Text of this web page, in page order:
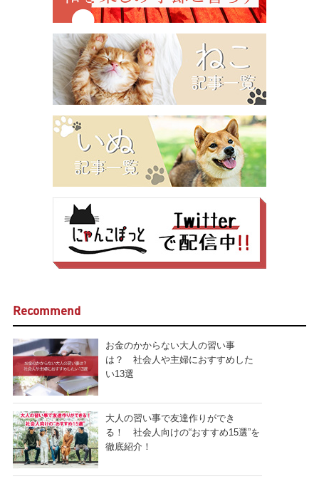
Recommend
お金のかからない大人の習い事
は？ 社会人や主婦におすすめした
い13選
大人の習い事で友達作りができ
る！ 社会人向けの“おすすめ15選”を
徹底紹介！